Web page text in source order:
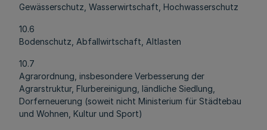
Gewässerschutz, Wasserwirtschaft, Hochwasserschutz
10.6
Bodenschutz, Abfallwirtschaft, Altlasten
10.7
Agrarordnung, insbesondere Verbesserung der
Agrarstruktur, Flurbereinigung, ländliche Siedlung,
Dorferneuerung (soweit nicht Ministerium für Städtebau
und Wohnen, Kultur und Sport)